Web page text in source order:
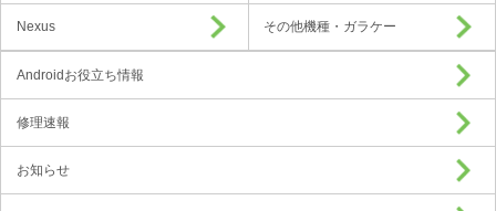
Nexus その他機種・ガラケー
Androidお役立ち情報
修理速報
お知らせ